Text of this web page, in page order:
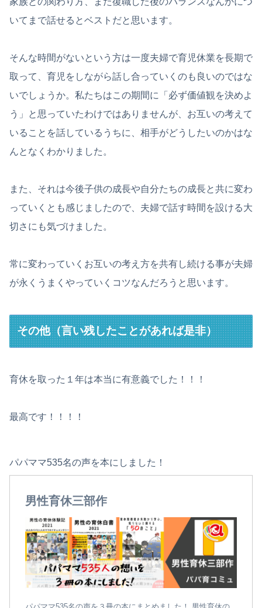
いてまで話せるとベストだと思います。
そんな時間がないという方は一度夫婦で育児休業を長期で
取って、育児をしながら話し合っていくのも良いのではな
いでしょうか。私たちはこの期間に「必ず価値観を決めよ
う」と思っていたわけではありませんが、お互いの考えて
いることを話しているうちに、相手がどうしたいのかはな
んとなくわかりました。
また、それは今後子供の成長や自分たちの成長と共に変わ
っていくとも感じましたので、夫婦で話す時間を設ける大
切さにも気づけました。
常に変わっていくお互いの考え方を共有し続ける事が夫婦
が永くうまくやっていくコツなんだろうと思います。
その他（言い残したことがあれば是非）
育休を取った１年は本当に有意義でした！！！
最高です！！！！
パパママ535名の声を本にしました！
男性育休三部作